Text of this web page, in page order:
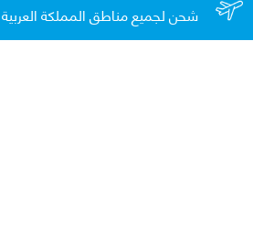
شحن لجميع مناطق المملكة